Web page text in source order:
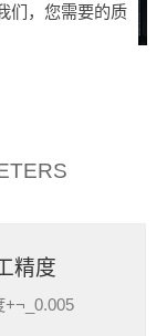
们，您需要的质
精度
+¬_0.005